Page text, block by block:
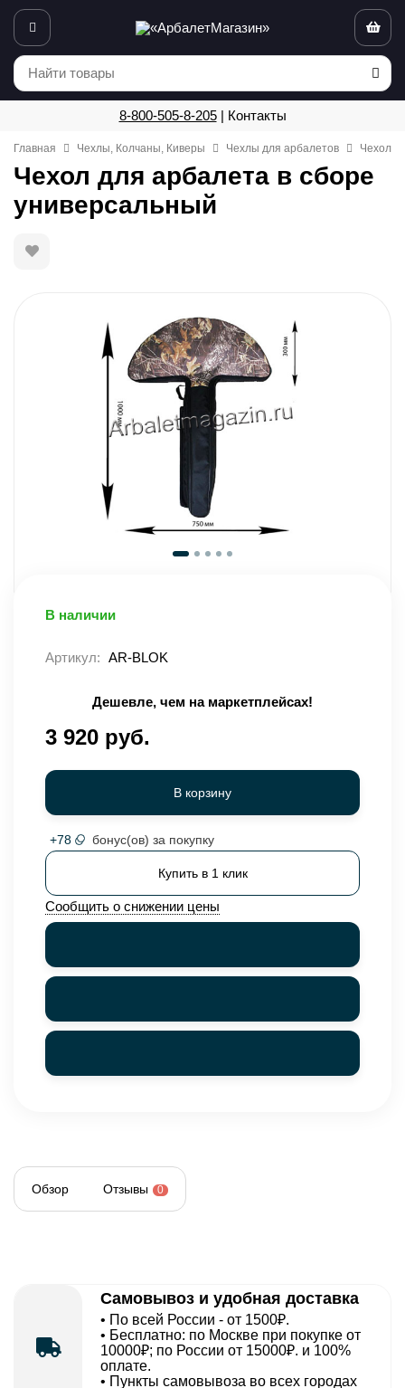
8-800-505-8-205| Контакты
Главная Чехлы, Колчаны, Киверы Чехлы для арбалетов Чехол
Чехол для арбалета в сборе
универсальный
В наличии
Артикул: AR-BLOK
Дешевле, чем на маркетплейсах!
3 920 руб.
В корзину
+78 бонус(ов) за покупку
Купить в 1 клик
Сообщить о снижении цены
Обзор Отзывы 0
Самовывоз и удобная доставка
• По всей России - от 1500₽.
• Бесплатно: по Москве при покупке от
10000₽; по России от 15000₽. и 100%
оплате.
• Пункты самовывоза во всех городах